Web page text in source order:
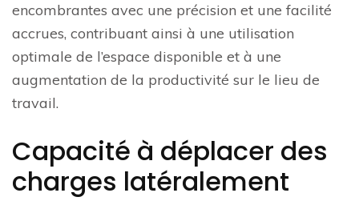
encombrantes avec une précision et une facilité
accrues, contribuant ainsi à une utilisation
optimale de l’espace disponible et à une
augmentation de la productivité sur le lieu de
travail.
Capacité à déplacer des
charges latéralement